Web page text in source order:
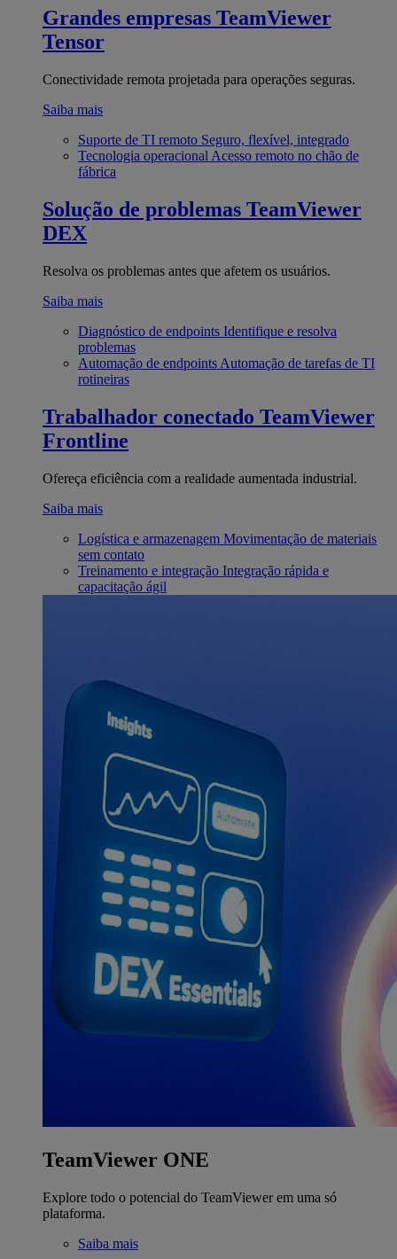
Grandes empresas TeamViewer
Tensor
Conectividade remota projetada para operações seguras.
Saiba mais
Suporte de TI remoto Seguro, flexível, integrado
Tecnologia operacional Acesso remoto no chão de
fábrica
Solução de problemas TeamViewer
DEX
Resolva os problemas antes que afetem os usuários.
Saiba mais
Diagnóstico de endpoints Identifique e resolva
problemas
Automação de endpoints Automação de tarefas de TI
rotineiras
Trabalhador conectado TeamViewer
Frontline
Ofereça eficiência com a realidade aumentada industrial.
Saiba mais
Logística e armazenagem Movimentação de materiais
sem contato
Treinamento e integração Integração rápida e
capacitação ágil
TeamViewer ONE
Explore todo o potencial do TeamViewer em uma só
plataforma.
Saiba mais